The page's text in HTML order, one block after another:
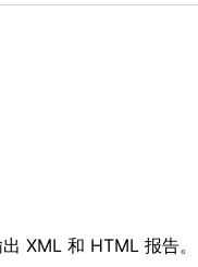
XML 和 HTML 报告。